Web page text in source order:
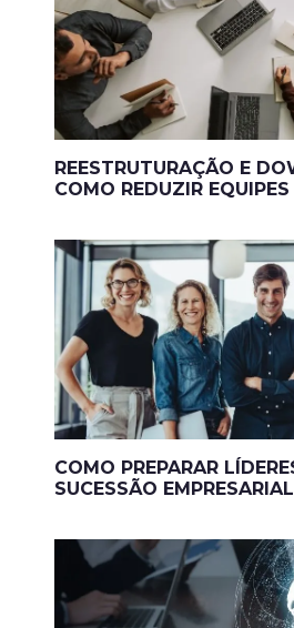
REESTRUTURAÇÃO E
COMO REDUZIR EQUIPES
COMO PREPARAR
SUCESSÃO